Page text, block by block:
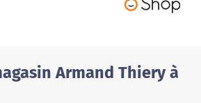
Armand Thiery à